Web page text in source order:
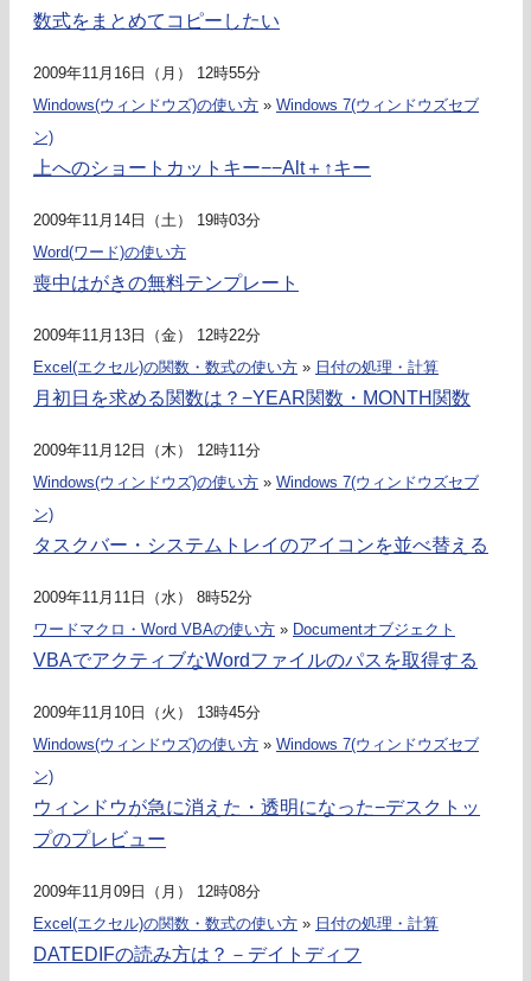
数式をまとめてコピーしたい
2009年11月16日（月） 12時55分
Windows(ウィンドウズ)の使い方 » Windows 7(ウィンドウズセブ
ン)
上へのショートカットキー−−Alt＋↑キー
2009年11月14日（土） 19時03分
Word(ワード)の使い方
喪中はがきの無料テンプレート
2009年11月13日（金） 12時22分
Excel(エクセル)の関数・数式の使い方 » 日付の処理・計算
月初日を求める関数は？−YEAR関数・MONTH関数
2009年11月12日（木） 12時11分
Windows(ウィンドウズ)の使い方 » Windows 7(ウィンドウズセブ
ン)
タスクバー・システムトレイのアイコンを並べ替える
2009年11月11日（水） 8時52分
ワードマクロ・Word VBAの使い方 » Documentオブジェクト
VBAでアクティブなWordファイルのパスを取得する
2009年11月10日（火） 13時45分
Windows(ウィンドウズ)の使い方 » Windows 7(ウィンドウズセブ
ン)
ウィンドウが急に消えた・透明になった−デスクトッ
プのプレビュー
2009年11月09日（月） 12時08分
Excel(エクセル)の関数・数式の使い方 » 日付の処理・計算
DATEDIFの読み方は？－デイトディフ